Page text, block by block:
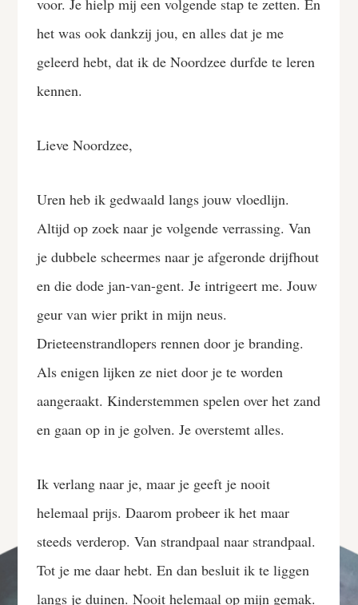
voor. Je hielp mij een volgende stap te zetten. En
het was ook dankzij jou, en alles dat je me
geleerd hebt, dat ik de Noordzee durfde te leren
kennen.
Lieve Noordzee,
Uren heb ik gedwaald langs jouw vloedlijn.
Altijd op zoek naar je volgende verrassing. Van
je dubbele scheermes naar je afgeronde drijfhout
en die dode jan-van-gent. Je intrigeert me. Jouw
geur van wier prikt in mijn neus.
Drieteenstrandlopers rennen door je branding.
Als enigen lijken ze niet door je te worden
aangeraakt. Kinderstemmen spelen over het zand
en gaan op in je golven. Je overstemt alles.
Ik verlang naar je, maar je geeft je nooit
helemaal prijs. Daarom probeer ik het maar
steeds verderop. Van strandpaal naar strandpaal.
Tot je me daar hebt. En dan besluit ik te liggen
langs je duinen. Nooit helemaal op mijn gemak.